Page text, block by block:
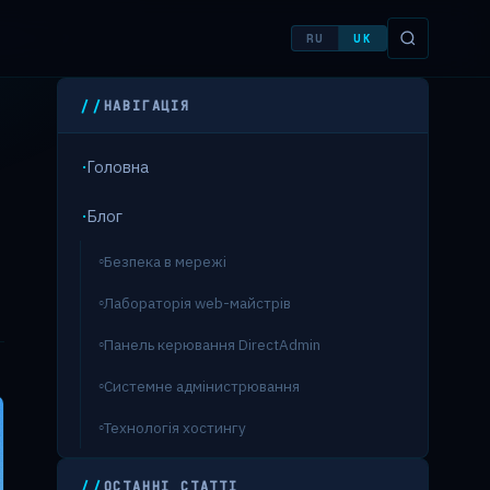
RU UK
НАВІГАЦІЯ
Головна
Блог
Безпека в мережі
Лабораторія web-майстрів
Панель керювання DirectAdmin
Системне адмінистрювання
Технологія хостингу
ОСТАННІ СТАТТІ